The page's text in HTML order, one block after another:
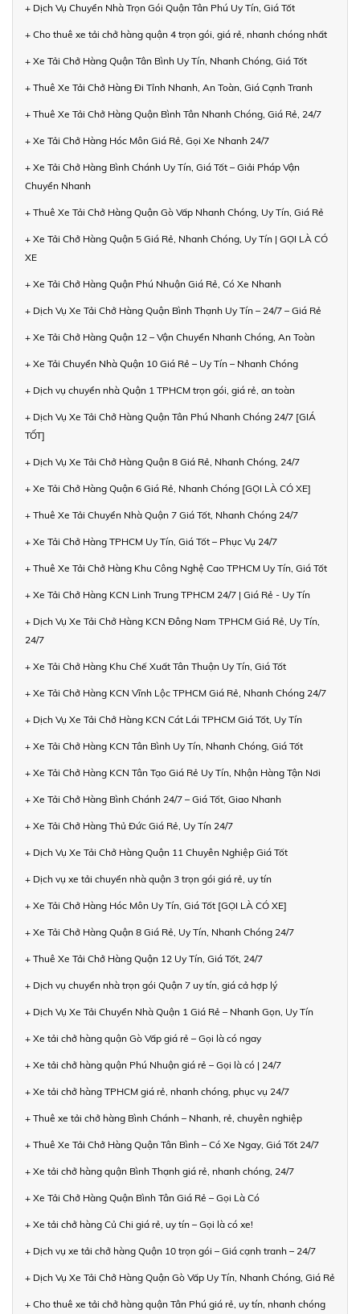
+ Dịch Vụ Chuyển Nhà Trọn Gói Quận Tân Phú Uy Tín, Giá Tốt
+ Cho thuê xe tải chở hàng quận 4 trọn gói, giá rẻ, nhanh chóng nhất
+ Xe Tải Chở Hàng Quận Tân Bình Uy Tín, Nhanh Chóng, Giá Tốt
+ Thuê Xe Tải Chở Hàng Đi Tỉnh Nhanh, An Toàn, Giá Cạnh Tranh
+ Thuê Xe Tải Chở Hàng Quận Bình Tân Nhanh Chóng, Giá Rẻ, 24/7
+ Xe Tải Chở Hàng Hóc Môn Giá Rẻ, Gọi Xe Nhanh 24/7
+ Xe Tải Chở Hàng Bình Chánh Uy Tín, Giá Tốt – Giải Pháp Vận
Chuyển Nhanh
+ Thuê Xe Tải Chở Hàng Quận Gò Vấp Nhanh Chóng, Uy Tín, Giá Rẻ
+ Xe Tải Chở Hàng Quận 5 Giá Rẻ, Nhanh Chóng, Uy Tín | GỌI LÀ CÓ
XE
+ Xe Tải Chở Hàng Quận Phú Nhuận Giá Rẻ, Có Xe Nhanh
+ Dịch Vụ Xe Tải Chở Hàng Quận Bình Thạnh Uy Tín – 24/7 – Giá Rẻ
+ Xe Tải Chở Hàng Quận 12 – Vận Chuyển Nhanh Chóng, An Toàn
+ Xe Tải Chuyển Nhà Quận 10 Giá Rẻ – Uy Tín – Nhanh Chóng
+ Dịch vụ chuyển nhà Quận 1 TPHCM trọn gói, giá rẻ, an toàn
+ Dịch Vụ Xe Tải Chở Hàng Quận Tân Phú Nhanh Chóng 24/7 [GIÁ
TỐT]
+ Dịch Vụ Xe Tải Chở Hàng Quận 8 Giá Rẻ, Nhanh Chóng, 24/7
+ Xe Tải Chở Hàng Quận 6 Giá Rẻ, Nhanh Chóng [GỌI LÀ CÓ XE]
+ Thuê Xe Tải Chuyển Nhà Quận 7 Giá Tốt, Nhanh Chóng 24/7
+ Xe Tải Chở Hàng TPHCM Uy Tín, Giá Tốt – Phục Vụ 24/7
+ Thuê Xe Tải Chở Hàng Khu Công Nghệ Cao TPHCM Uy Tín, Giá Tốt
+ Xe Tải Chở Hàng KCN Linh Trung TPHCM 24/7 | Giá Rẻ - Uy Tín
+ Dịch Vụ Xe Tải Chở Hàng KCN Đông Nam TPHCM Giá Rẻ, Uy Tín,
24/7
+ Xe Tải Chở Hàng Khu Chế Xuất Tân Thuận Uy Tín, Giá Tốt
+ Xe Tải Chở Hàng KCN Vĩnh Lộc TPHCM Giá Rẻ, Nhanh Chóng 24/7
+ Dịch Vụ Xe Tải Chở Hàng KCN Cát Lái TPHCM Giá Tốt, Uy Tín
+ Xe Tải Chở Hàng KCN Tân Bình Uy Tín, Nhanh Chóng, Giá Tốt
+ Xe Tải Chở Hàng KCN Tân Tạo Giá Rẻ Uy Tín, Nhận Hàng Tận Nơi
+ Xe Tải Chở Hàng Bình Chánh 24/7 – Giá Tốt, Giao Nhanh
+ Xe Tải Chở Hàng Thủ Đức Giá Rẻ, Uy Tín 24/7
+ Dịch Vụ Xe Tải Chở Hàng Quận 11 Chuyên Nghiệp Giá Tốt
+ Dịch vụ xe tải chuyển nhà quận 3 trọn gói giá rẻ, uy tín
+ Xe Tải Chở Hàng Hóc Môn Uy Tín, Giá Tốt [GỌI LÀ CÓ XE]
+ Xe Tải Chở Hàng Quận 8 Giá Rẻ, Uy Tín, Nhanh Chóng 24/7
+ Thuê Xe Tải Chở Hàng Quận 12 Uy Tín, Giá Tốt, 24/7
+ Dịch vụ chuyển nhà trọn gói Quận 7 uy tín, giá cả hợp lý
+ Dịch Vụ Xe Tải Chuyển Nhà Quận 1 Giá Rẻ – Nhanh Gọn, Uy Tín
+ Xe tải chở hàng quận Gò Vấp giá rẻ – Gọi là có ngay
+ Xe tải chở hàng quận Phú Nhuận giá rẻ – Gọi là có | 24/7
+ Xe tải chở hàng TPHCM giá rẻ, nhanh chóng, phục vụ 24/7
+ Thuê xe tải chở hàng Bình Chánh – Nhanh, rẻ, chuyên nghiệp
+ Thuê Xe Tải Chở Hàng Quận Tân Bình – Có Xe Ngay, Giá Tốt 24/7
+ Xe tải chở hàng quận Bình Thạnh giá rẻ, nhanh chóng, 24/7
+ Xe Tải Chở Hàng Quận Bình Tân Giá Rẻ – Gọi Là Có
+ Xe tải chở hàng Củ Chi giá rẻ, uy tín – Gọi là có xe!
+ Dịch vụ xe tải chở hàng Quận 10 trọn gói – Giá cạnh tranh – 24/7
+ Dịch Vụ Xe Tải Chở Hàng Quận Gò Vấp Uy Tín, Nhanh Chóng, Giá Rẻ
+ Cho thuê xe tải chở hàng quận Tân Phú giá rẻ, uy tín, nhanh chóng